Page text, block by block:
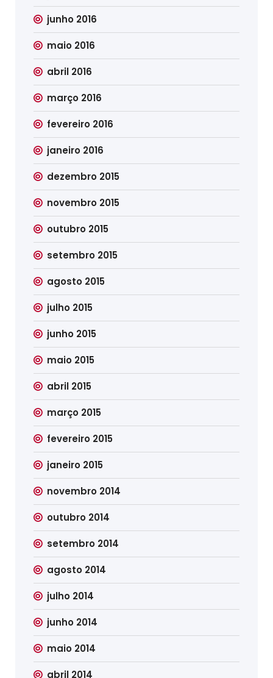
junho 2016
maio 2016
abril 2016
março 2016
fevereiro 2016
janeiro 2016
dezembro 2015
novembro 2015
outubro 2015
setembro 2015
agosto 2015
julho 2015
junho 2015
maio 2015
abril 2015
março 2015
fevereiro 2015
janeiro 2015
novembro 2014
outubro 2014
setembro 2014
agosto 2014
julho 2014
junho 2014
maio 2014
abril 2014